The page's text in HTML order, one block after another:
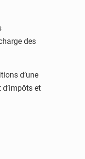
des
d’une
et